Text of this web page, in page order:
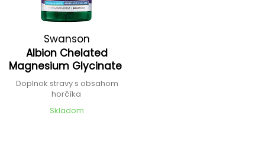
Swanson
Albion Chelated
Magnesium Glycinate
Doplnok stravy s obsahom
horčíka
Skladom